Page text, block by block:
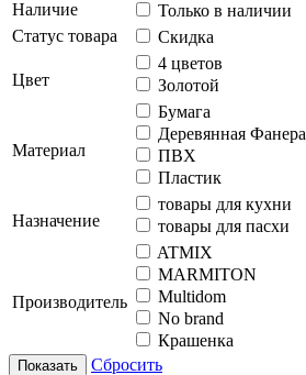
Наличие
Только в наличии
Статус товара
Скидка
Цвет
4 цветов
Золотой
Материал
Бумага
Деревянная Фанера
ПВХ
Пластик
Назначение
товары для кухни
товары для пасхи
Производитель
ATMIX
MARMITON
Multidom
No brand
Крашенка
Показать
Сбросить